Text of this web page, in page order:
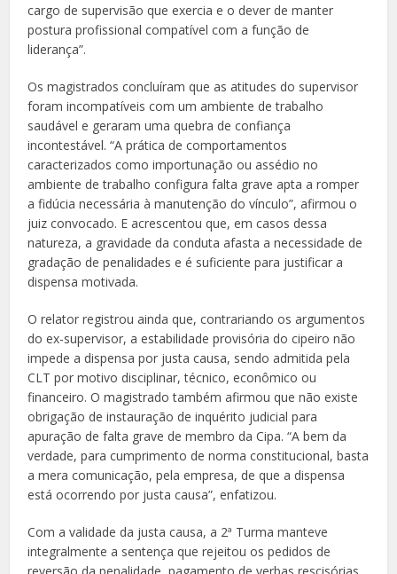
cargo de supervisão que exercia e o dever de manter
postura profissional compatível com a função de
liderança”.
Os magistrados concluíram que as atitudes do supervisor
foram incompatíveis com um ambiente de trabalho
saudável e geraram uma quebra de confiança
incontestável. “A prática de comportamentos
caracterizados como importunação ou assédio no
ambiente de trabalho configura falta grave apta a romper
a fidúcia necessária à manutenção do vínculo”, afirmou o
juiz convocado. E acrescentou que, em casos dessa
natureza, a gravidade da conduta afasta a necessidade de
gradação de penalidades e é suficiente para justificar a
dispensa motivada.
O relator registrou ainda que, contrariando os argumentos
do ex-supervisor, a estabilidade provisória do cipeiro não
impede a dispensa por justa causa, sendo admitida pela
CLT por motivo disciplinar, técnico, econômico ou
financeiro. O magistrado também afirmou que não existe
obrigação de instauração de inquérito judicial para
apuração de falta grave de membro da Cipa. “A bem da
verdade, para cumprimento de norma constitucional, basta
a mera comunicação, pela empresa, de que a dispensa
está ocorrendo por justa causa”, enfatizou.
Com a validade da justa causa, a 2ª Turma manteve
integralmente a sentença que rejeitou os pedidos de